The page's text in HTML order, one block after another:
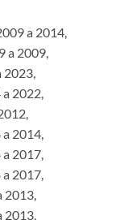
a 2014,
a 2009,
2023,
2022,
2014,
2017,
2017,
2013,
2013,